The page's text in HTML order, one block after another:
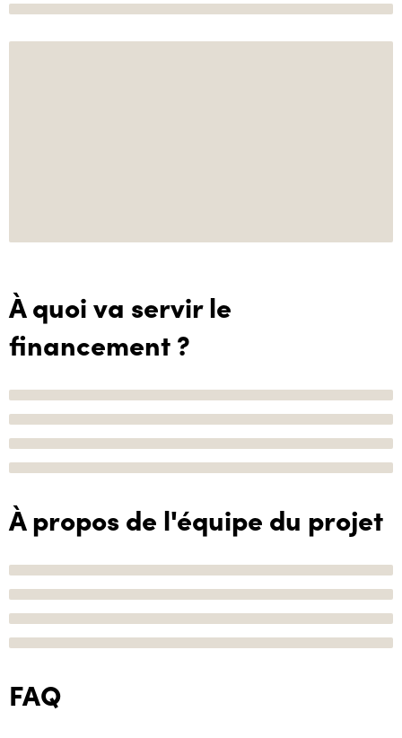
À quoi va servir le
financement ?
À propos de l'équipe du projet
FAQ